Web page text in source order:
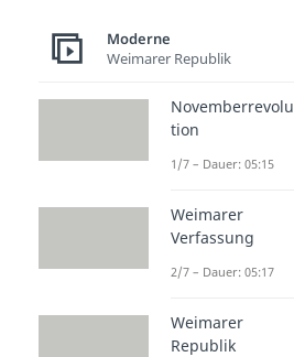
Moderne
Weimarer Republik
Novemberrevolu
tion
1/7 – Dauer: 05:15
Weimarer
Verfassung
2/7 – Dauer: 05:17
Weimarer
Republik